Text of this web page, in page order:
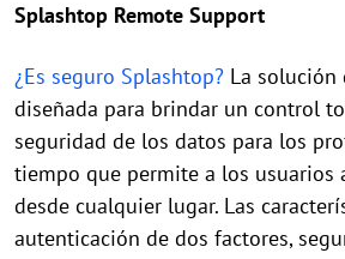
Splashtop Remote Support
¿Es seguro Splashtop? La solución
diseñada para brindar un control
seguridad de los datos para los
tiempo que permite a los usuarios
desde cualquier lugar. Las
autenticación de dos factores,